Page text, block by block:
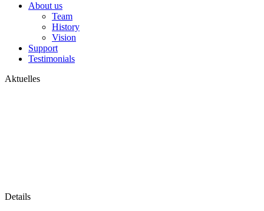
About us
Team
History
Vision
Support
Testimonials
Aktuelles
Details